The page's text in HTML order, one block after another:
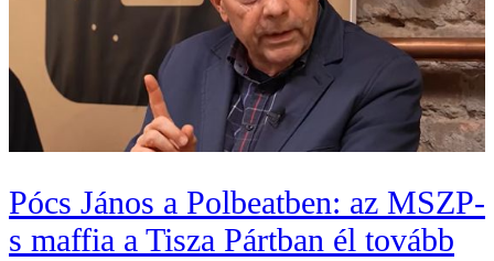
Pócs János a Polbeatben: az MSZP-
s maffia a Tisza Pártban él tovább